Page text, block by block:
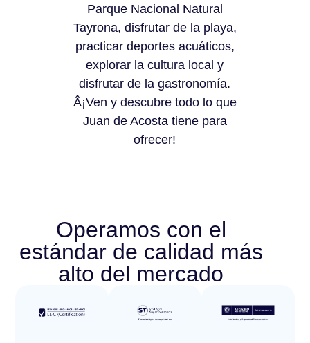
Parque Nacional Natural
Tayrona, disfrutar de la playa,
practicar deportes acuáticos,
explorar la cultura local y
disfrutar de la gastronomía.
Â¡Ven y descubre todo lo que
Juan de Acosta tiene para
ofrecer!
Operamos con el
estándar de calidad más
alto del mercado